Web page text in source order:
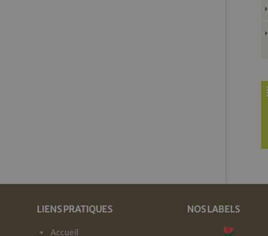
LIENS PRATIQUES
Accueil
NOS LABELS